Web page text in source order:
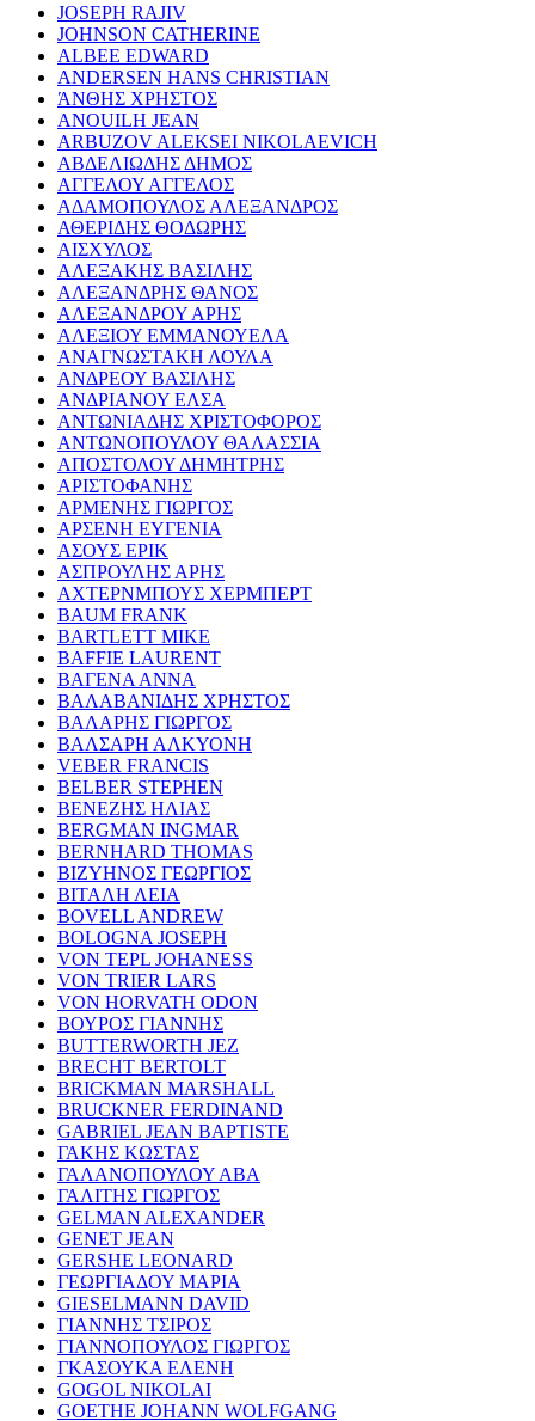
JOSEPH RAJIV
JOHNSON CATHERINE
ALBEE EDWARD
ANDERSEN HANS CHRISTIAN
ΆΝΘΗΣ ΧΡΗΣΤΟΣ
ANOUILH JEAN
ARBUZOV ALEKSEI NIKOLAEVICH
ΑΒΔΕΛΙΩΔΗΣ ΔΗΜΟΣ
ΑΓΓΕΛΟΥ ΑΓΓΕΛΟΣ
ΑΔΑΜΟΠΟΥΛΟΣ ΑΛΕΞΑΝΔΡΟΣ
ΑΘΕΡΙΔΗΣ ΘΟΔΩΡΗΣ
ΑΙΣΧΥΛΟΣ
ΑΛΕΞΑΚΗΣ ΒΑΣΙΛΗΣ
ΑΛΕΞΑΝΔΡΗΣ ΘΑΝΟΣ
ΑΛΕΞΑΝΔΡΟΥ ΑΡΗΣ
ΑΛΕΞΙΟΥ ΕΜΜΑΝΟΥΕΛΑ
ΑΝΑΓΝΩΣΤΑΚΗ ΛΟΥΛΑ
ΑΝΔΡΕΟΥ ΒΑΣΙΛΗΣ
ΑΝΔΡΙΑΝΟΥ ΕΛΣΑ
ΑΝΤΩΝΙΑΔΗΣ ΧΡΙΣΤΟΦΟΡΟΣ
ΑΝΤΩΝΟΠΟΥΛΟΥ ΘΑΛΑΣΣΙΑ
ΑΠΟΣΤΟΛΟΥ ΔΗΜΗΤΡΗΣ
ΑΡΙΣΤΟΦΑΝΗΣ
ΑΡΜΕΝΗΣ ΓΙΩΡΓΟΣ
ΑΡΣΕΝΗ ΕΥΓΕΝΙΑ
ΑΣΟΥΣ ΕΡΙΚ
ΑΣΠΡΟΥΛΗΣ ΑΡΗΣ
ΑΧΤΕΡΝΜΠΟΥΣ ΧΕΡΜΠΕΡΤ
BAUM FRANK
BARTLETT MIKE
BAFFIE LAURENT
ΒΑΓΕΝΑ ΑΝΝΑ
ΒΑΛΑΒΑΝΙΔΗΣ ΧΡΗΣΤΟΣ
ΒΑΛΑΡΗΣ ΓΙΩΡΓΟΣ
ΒΑΛΣΑΡΗ ΑΛΚΥΟΝΗ
VEBER FRANCIS
BELBER STEPHEN
ΒΕΝΕΖΗΣ ΗΛΙΑΣ
BERGMAN INGMAR
BERNHARD THOMAS
ΒΙΖΥΗΝΟΣ ΓΕΩΡΓΙΟΣ
ΒΙΤΑΛΗ ΛΕΙΑ
BOVELL ANDREW
BOLOGNA JOSEPH
VON TEPL JOHANESS
VON TRIER LARS
VON HORVATH ODON
ΒΟΥΡΟΣ ΓΙΑΝΝΗΣ
BUTTERWORTH JEZ
BRECHT BERTOLT
BRICKMAN MARSHALL
BRUCKNER FERDINAND
GABRIEL JEAN BAPTISTE
ΓΑΚΗΣ ΚΩΣΤΑΣ
ΓΑΛΑΝΟΠΟΥΛΟΥ ΑΒΑ
ΓΑΛΙΤΗΣ ΓΙΩΡΓΟΣ
GELMAN ALEXANDER
GENET JEAN
GERSHE LEONARD
ΓΕΩΡΓΙΑΔΟΥ ΜΑΡΙΑ
GIESELMANN DAVID
ΓΙΑΝΝΗΣ ΤΣΙΡΟΣ
ΓΙΑΝΝΟΠΟΥΛΟΣ ΓΙΩΡΓΟΣ
ΓΚΑΣΟΥΚΑ ΕΛΕΝΗ
GOGOL NIKOLAI
GOETHE JOHANN WOLFGANG